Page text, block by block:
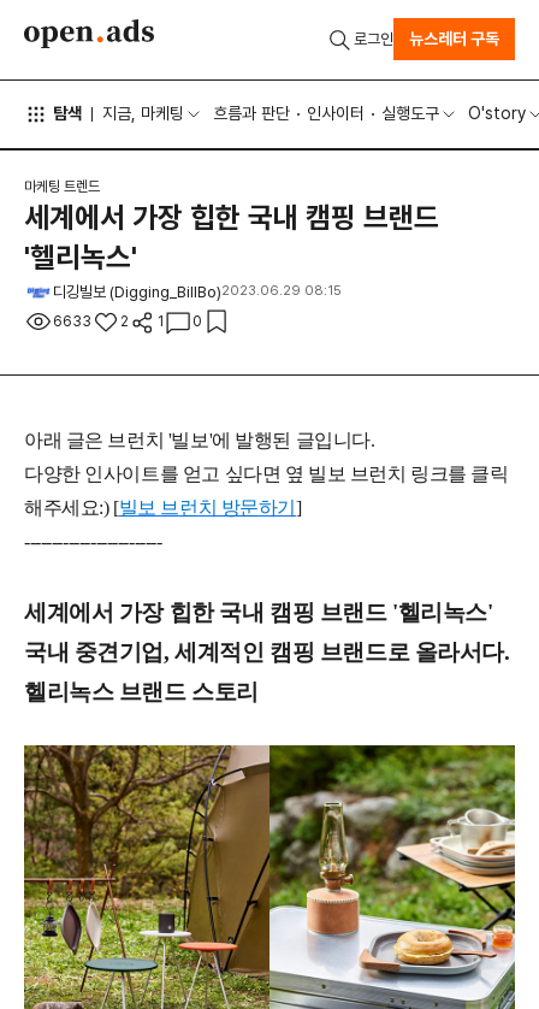
탐색 지금, 마케팅 흐름과 판단 인사이터 실행도구 O'story
로그인 뉴스레터 구독
마케팅 트렌드
세계에서 가장 힙한 국내 캠핑 브랜드
'헬리녹스'
디깅빌보 (Digging_BillBo)2023.06.29 08:15
6633 2 1 0
아래 글은 브런치 '빌보'에 발행된 글입니다.
다양한 인사이트를 얻고 싶다면 옆 빌보 브런치 링크를 클릭
해주세요:) [빌보 브런치 방문하기]
-------------------------
세계에서 가장 힙한 국내 캠핑 브랜드 '헬리녹스'
국내 중견기업, 세계적인 캠핑 브랜드로 올라서다.
헬리녹스 브랜드 스토리